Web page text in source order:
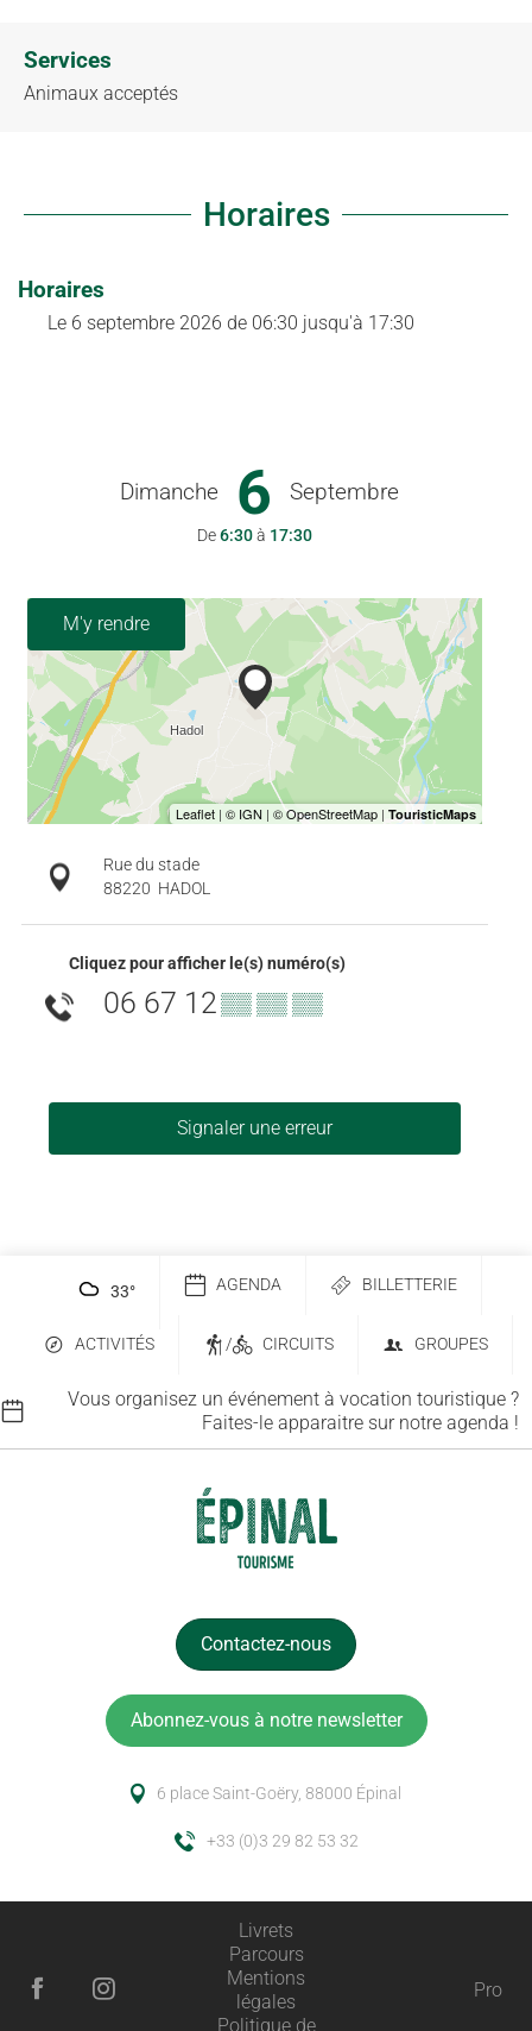
Services
Animaux acceptés
Horaires
Horaires
Le 6 septembre 2026 de 06:30 jusqu'à 17:30
Dimanche 6 Septembre
De6:30à 17:30
M'y rendre
Rue du stade
88220 HADOL
Cliquez pour afficher le(s) numéro(s)
06 67 12▒▒ ▒▒ ▒▒
Signaler une erreur
33° AGENDA BILLETTERIE
ACTIVITÉS / CIRCUITS GROUPES
Vous organisez un événement à vocation touristique ?
Faites-le apparaitre sur notre agenda !
Contactez-nous
Abonnez-vous à notre newsletter
6 place Saint-Goëry, 88000 Épinal
+33 (0)3 29 82 53 32
Livrets
Parcours
Mentions
légales
Politique de
Pro